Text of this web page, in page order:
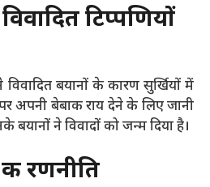
टिप्पणियों
बयानों के कारण सुर्खियों में
अपनी बेबाक राय देने के लिए जानी
ने विवादों को जन्म दिया है।
रणनीति